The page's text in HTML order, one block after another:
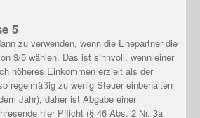
5
zu verwenden, wenn die Ehepartner die
3/5 wählen. Das ist sinnvoll, wenn einer
höheres Einkommen erzielt als der
regelmäßig zu wenig Steuer einbehalten
Jahr), daher ist Abgabe einer
hier Pflicht (§ 46 Abs. 2 Nr. 3a